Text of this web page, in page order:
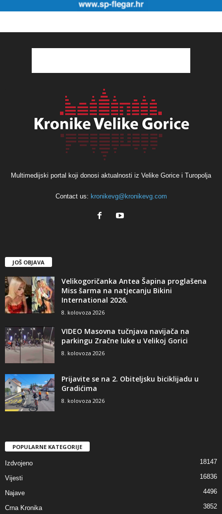
Multimedijski portal koji donosi aktualnosti iz Velike Gorice i Turopolja
Contact us: kronikevg@kronikevg.com
JOŠ OBJAVA
Velikogoričanka Antea Šapina proglašena
Miss šarma na natjecanju Bikini
International 2026.
8. kolovoza 2026
VIDEO Masovna tučnjava navijača na
parkingu Zračne luke u Velikoj Gorici
8. kolovoza 2026
Prijavite se na 2. Obiteljsku biciklijadu u
Gradićima
8. kolovoza 2026
POPULARNE KATEGORIJE
Izdvojeno 18147
Vijesti 16836
Najave 4496
Crna Kronika 3852